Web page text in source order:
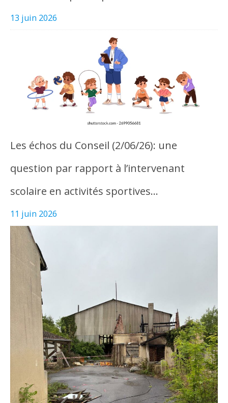
13 juin 2026
Les échos du Conseil (2/06/26): une
question par rapport à l’intervenant
scolaire en activités sportives…
11 juin 2026